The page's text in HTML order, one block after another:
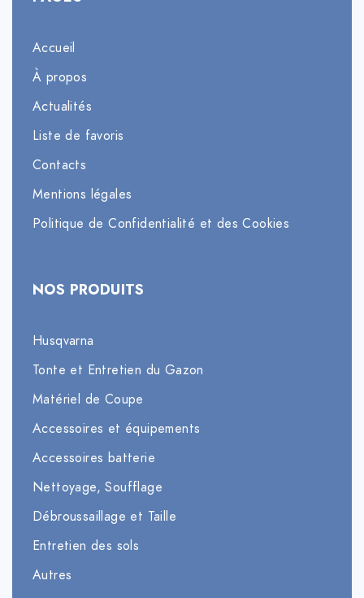
Accueil
À propos
Actualités
Liste de favoris
Contacts
Mentions légales
Politique de Confidentialité et des Cookies
NOS PRODUITS
Husqvarna
Tonte et Entretien du Gazon
Matériel de Coupe
Accessoires et équipements
Accessoires batterie
Nettoyage, Soufflage
Débroussaillage et Taille
Entretien des sols
Autres